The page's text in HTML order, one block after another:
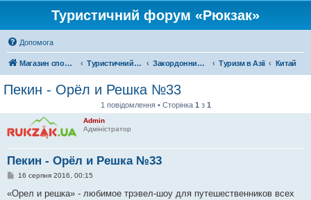
Туристичний форум «Рюкзак»
Допомога
Магазин спорядження Туристичний форум «Рюкзак» Закордонний туризм Туризм в Азії Китай
Пекин - Орёл и Решка №33
1 повідомлення • Сторінка 1 з 1
Admin
Адміністратор
Пекин - Орёл и Решка №33
П
в
16 серпня 2016, 00:15
«Орел и решка» - любимое трэвел-шоу для путешественников всех